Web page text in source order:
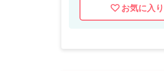
お気に入り